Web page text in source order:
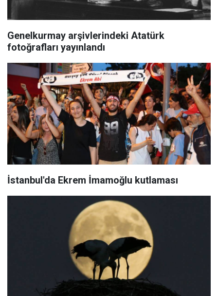
Genelkurmay arşivlerindeki Atatürk
fotoğrafları yayınlandı
İstanbul'da Ekrem İmamoğlu kutlaması